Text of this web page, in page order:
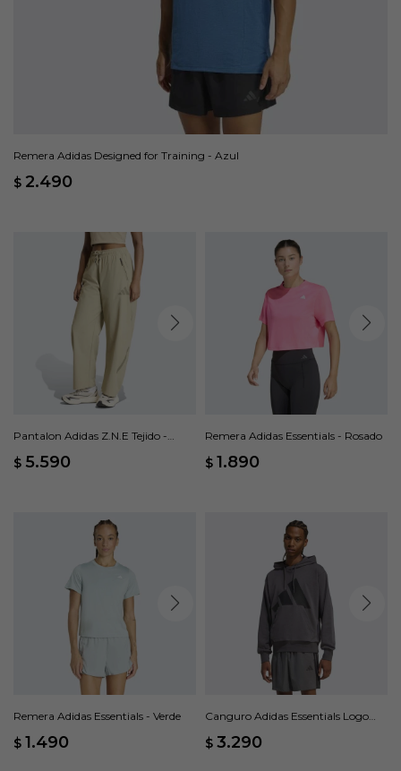
Remera Adidas Designed for Training - Azul
$ 2.490
Pantalon Adidas Z.N.E Tejido -
$ 5.590
Remera Adidas Essentials - Rosado
$ 1.890
Remera Adidas Essentials - Verde
$ 1.490
Canguro Adidas Essentials Logo
$ 3.290